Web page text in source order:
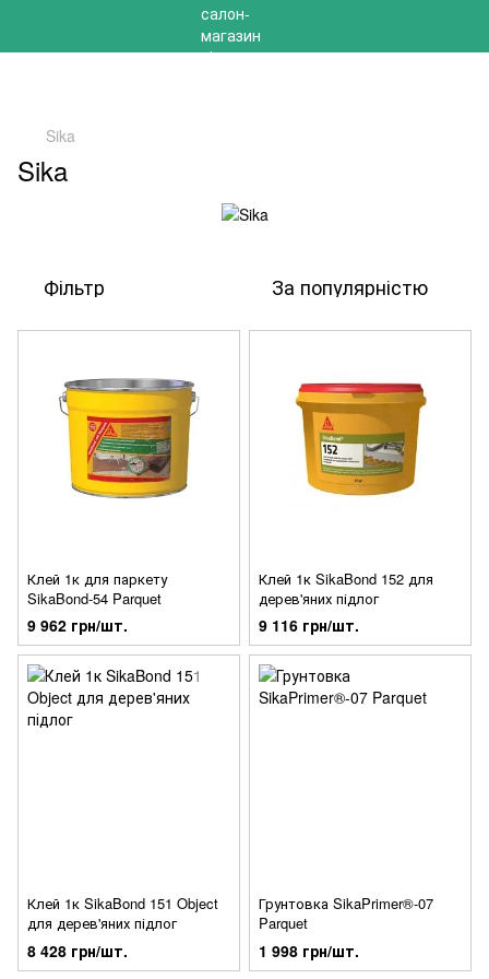
Sika
Sika
Фільтр За популярністю
Клей 1к для паркету
SikaBond-54 Parquet
9 962 грн/шт.
Клей 1к SikaBond 152 для
дерев'яних підлог
9 116 грн/шт.
Клей 1к SikaBond 151 Object
для дерев'яних підлог
8 428 грн/шт.
Грунтовка SikaPrimer®-07
Parquet
1 998 грн/шт.